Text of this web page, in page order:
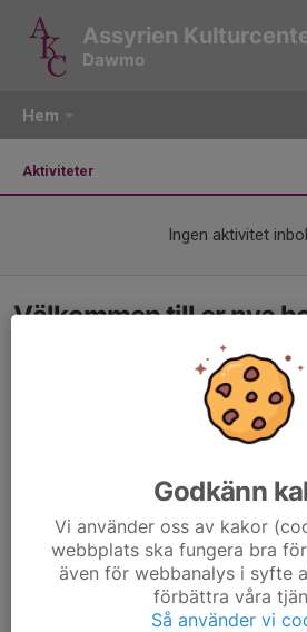
Hem
Assyrien
Dawmo
Aktiviteter
Ingen aktivitet
Välkommen till er nya
Godkänn
Vi använder oss av kakor
webbplats ska fungera bra
även för webbanalys i syfte
förbättra våra
Så använder vi